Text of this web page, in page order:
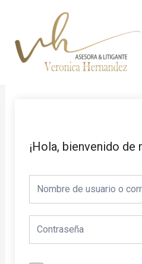
contenido
¡Hola, bienvenido de